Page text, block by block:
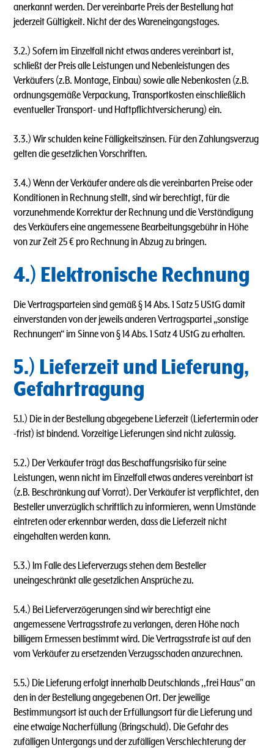
anerkannt werden. Der vereinbarte Preis der Bestellung hat
jederzeit Gültigkeit. Nicht der des Wareneingangstages.
3.2.) Sofern im Einzelfall nicht etwas anderes vereinbart ist,
schließt der Preis alle Leistungen und Nebenleistungen des
Verkäufers (z.B. Montage, Einbau) sowie alle Nebenkosten (z.B.
ordnungsgemäße Verpackung, Transportkosten einschließlich
eventueller Transport- und Haftpflichtversicherung) ein.
3.3.) Wir schulden keine Fälligkeitszinsen. Für den Zahlungsverzug
gelten die gesetzlichen Vorschriften.
3.4.) Wenn der Verkäufer andere als die vereinbarten Preise oder
Konditionen in Rechnung stellt, sind wir berechtigt, für die
vorzunehmende Korrektur der Rechnung und die Verständigung
des Verkäufers eine angemessene Bearbeitungsgebühr in Höhe
von zur Zeit 25 € pro Rechnung in Abzug zu bringen.
4.) Elektronische Rechnung
Die Vertragsparteien sind gemäß § 14 Abs. 1 Satz 5 UStG damit
einverstanden von der jeweils anderen Vertragspartei „sonstige
Rechnungen“ im Sinne von § 14 Abs. 1 Satz 4 UStG zu erhalten.
5.) Lieferzeit und Lieferung,
Gefahrtragung
5.1.) Die in der Bestellung abgegebene Lieferzeit (Liefertermin oder
-frist) ist bindend. Vorzeitige Lieferungen sind nicht zulässig.
5.2.) Der Verkäufer trägt das Beschaffungsrisiko für seine
Leistungen, wenn nicht im Einzelfall etwas anderes vereinbart ist
(z.B. Beschränkung auf Vorrat). Der Verkäufer ist verpflichtet, den
Besteller unverzüglich schriftlich zu informieren, wenn Umstände
eintreten oder erkennbar werden, dass die Lieferzeit nicht
eingehalten werden kann.
5.3.) lm Falle des Lieferverzugs stehen dem Besteller
uneingeschränkt alle gesetzlichen Ansprüche zu.
5.4.) Bei Lieferverzögerungen sind wir berechtigt eine
angemessene Vertragsstrafe zu verlangen, deren Höhe nach
billigem Ermessen bestimmt wird. Die Vertragsstrafe ist auf den
vom Verkäufer zu ersetzenden Verzugsschaden anzurechnen.
5.5.) Die Lieferung erfolgt innerhalb Deutschlands ,,frei Haus" an
den in der Bestellung angegebenen Ort. Der jeweilige
Bestimmungsort ist auch der Erfüllungsort für die Lieferung und
eine etwaige Nacherfüllung (Bringschuld). Die Gefahr des
zufälligen Untergangs und der zufälligen Verschlechterung der